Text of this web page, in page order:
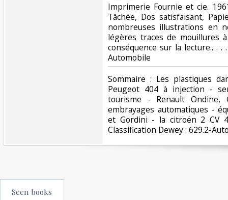
‎Imprimerie Fournie et cie.
Tâchée, Dos satisfaisant,
nombreuses illustrations en
légères traces de mouillures
conséquence sur la lecture.. . .
Automobile‎
‎Sommaire : Les plastiques
Peugeot 404 à injection -
tourisme - Renault Ondine,
embrayages automatiques -
et Gordini - la citroën 2 CV
Classification Dewey : 629.2-
Seen books